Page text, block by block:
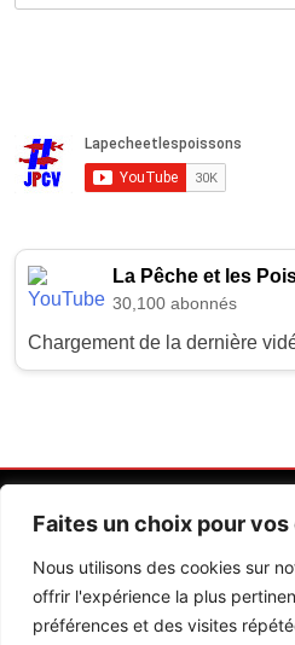
Faites un choix pour
Nous utilisons des cookies sur
offrir l'expérience la plus
préférences et des visites
La Pêche et les
30,100 abonnés
Chargement de la dernière